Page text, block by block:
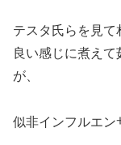
テスタ氏らを見て
良い感じに煮え
が、
似非インフルエン